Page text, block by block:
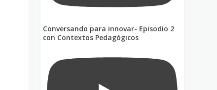
Conversando para innovar- Episodio 2
con Contextos Pedagógicos